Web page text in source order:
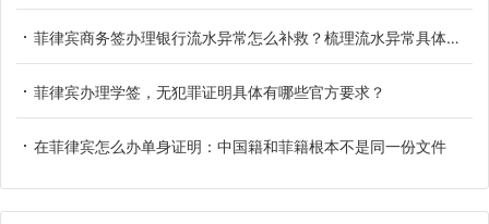
菲律宾商务签办理银行流水异常怎么补救？梳理流水异常具体类型
菲律宾办理学签，无犯罪证明具体有哪些官方要求？
在菲律宾怎么办单身证明：中国籍和菲籍根本不是同一份文件